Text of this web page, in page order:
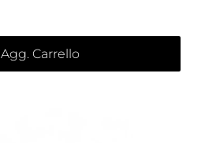
Agg. Carrello